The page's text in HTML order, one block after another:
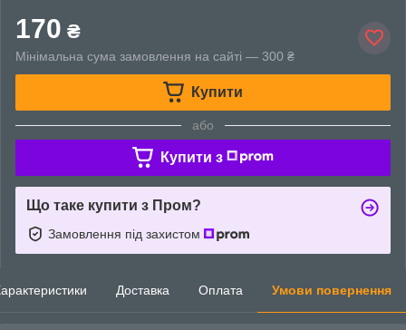
170 ₴
Мінімальна сума замовлення на сайті — 300 ₴
Купити
або
Купити з
Що таке купити з Пром?
Замовлення під захистом
Доставка Оплата Умови повернення